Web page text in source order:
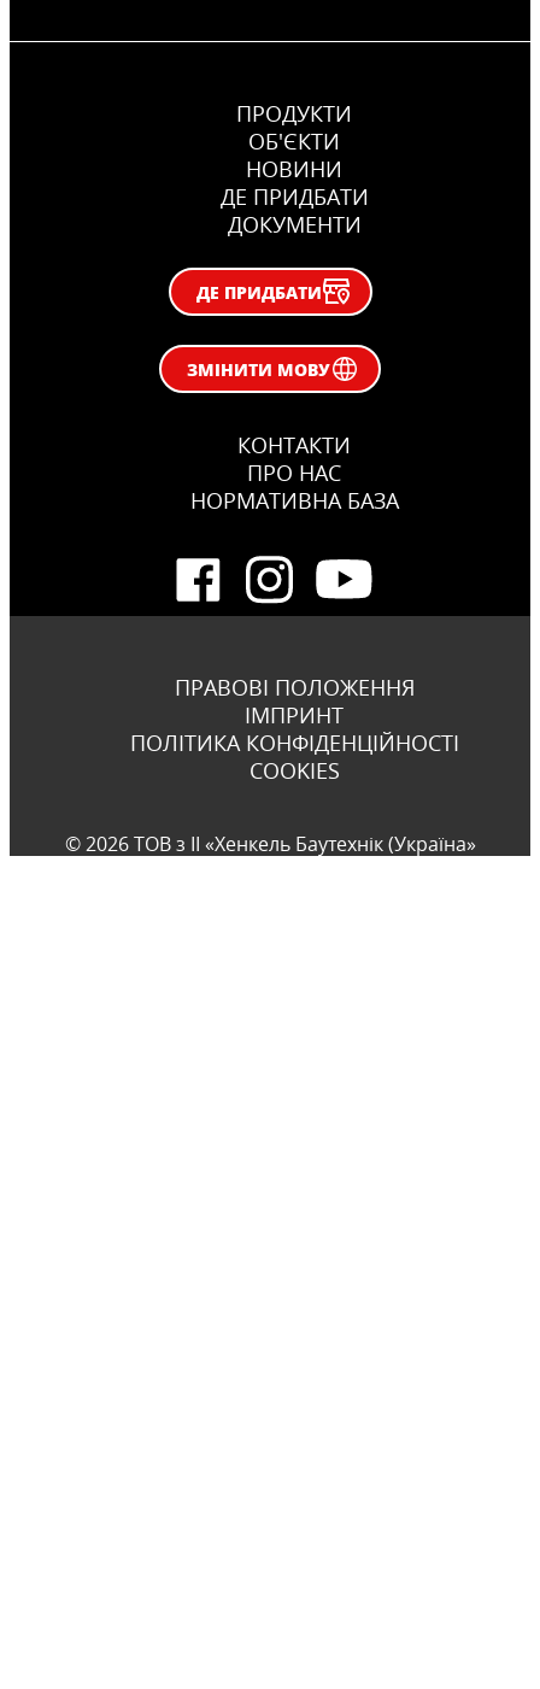
ПРОДУКТИ
ОБ'ЄКТИ
НОВИНИ
ДЕ ПРИДБАТИ
ДОКУМЕНТИ
ДЕ ПРИДБАТИ
ЗМІНИТИ МОВУ
КОНТАКТИ
ПРО НАС
НОРМАТИВНА БАЗА
ПРАВОВІ ПОЛОЖЕННЯ
ІМПРИНТ
ПОЛІТИКА КОНФІДЕНЦІЙНОСТІ
COOKIES
© 2026 ТОВ з ІІ «Хенкель Баутехнік (Україна»